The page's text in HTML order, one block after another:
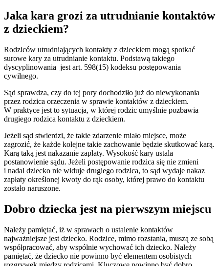
Jaka kara grozi za utrudnianie kontaktów
z dzieckiem?
Rodziców utrudniających kontakty z dzieckiem mogą spotkać
surowe kary za utrudnianie kontaktu. Podstawą takiego
dyscyplinowania jest art. 598(15) kodeksu postępowania
cywilnego.
Sąd sprawdza, czy do tej pory dochodziło już do niewykonania
przez rodzica orzeczenia w sprawie kontaktów z dzieckiem.
W praktyce jest to sytuacja, w której rodzic umyślnie pozbawia
drugiego rodzica kontaktu z dzieckiem.
Jeżeli sąd stwierdzi, że takie zdarzenie miało miejsce, może
zagrozić, że każde kolejne takie zachowanie będzie skutkować karą.
Karą taką jest nakazanie zapłaty. Wysokość kary ustala
postanowienie sądu. Jeżeli postępowanie rodzica się nie zmieni
i nadal dziecko nie widuje drugiego rodzica, to sąd wydaje nakaz
zapłaty określonej kwoty do rąk osoby, której prawo do kontaktu
zostało naruszone.
Dobro dziecka jest na pierwszym miejscu
Należy pamiętać, iż w sprawach o ustalenie kontaktów
najważniejsze jest dziecko. Rodzice, mimo rozstania, muszą ze sobą
współpracować, aby wspólnie wychować ich dziecko. Należy
pamiętać, że dziecko nie powinno być elementem osobistych